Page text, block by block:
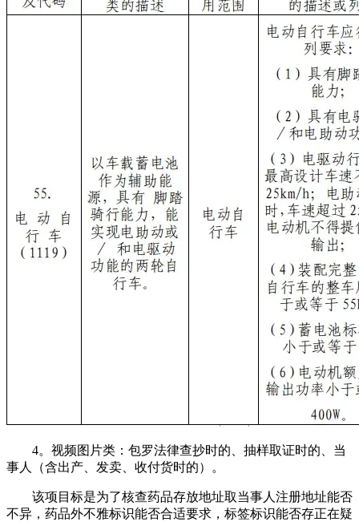
4。视频图片类：包罗法律查抄时的、抽样取证时的、当
事人（含出产、发卖、收付货时的）。
该项目标是为了核查药品存放地址取当事人注册地址能否
不异，药品外不雅标识能否合适要求，标签标识能否存正在疑